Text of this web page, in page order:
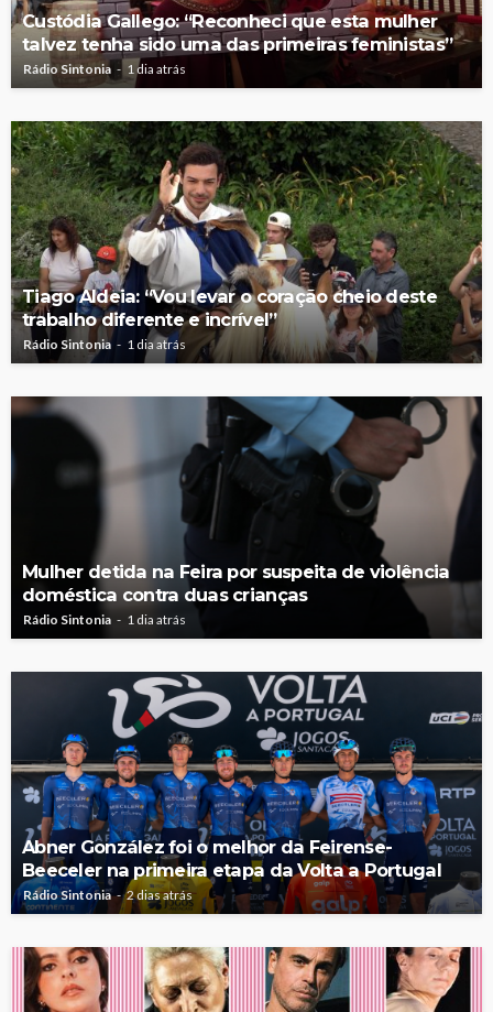
Custódia Gallego: “Reconheci que esta mulher
talvez tenha sido uma das primeiras feministas”
Rádio Sintonia 1 dia atrás
Tiago Aldeia: “Vou levar o coração cheio deste
trabalho diferente e incrível”
Rádio Sintonia 1 dia atrás
Mulher detida na Feira por suspeita de violência
doméstica contra duas crianças
Rádio Sintonia 1 dia atrás
Abner González foi o melhor da Feirense-
Beeceler na primeira etapa da Volta a Portugal
Rádio Sintonia 2 dias atrás